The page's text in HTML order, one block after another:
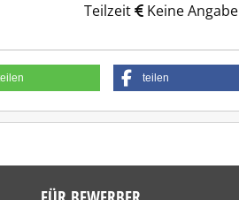
Teilzeit
Keine Angabe
teilen